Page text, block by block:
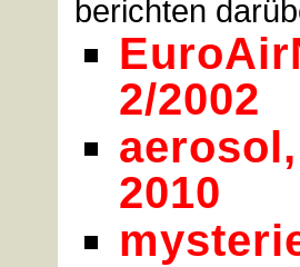
berichten
2/2002
2010